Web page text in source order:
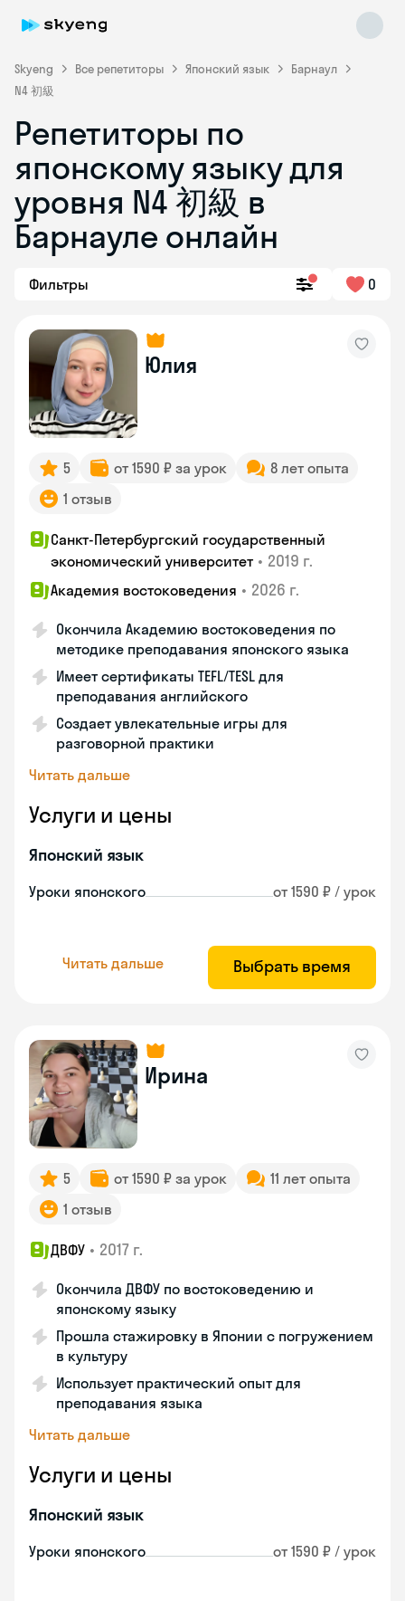
Skyeng Все репетиторы Японский язык
Барнаул
N4 初級
Репетиторы по
японскому языку для
уровня N4 初級 в
Барнауле онлайн
Фильтры 0
Юлия
5 от 1590 ₽ за урок
8 лет опыта
1 отзыв
Санкт-Петербургский государственный
экономический университет • 2019 г.
Академия востоковедения • 2026 г.
Окончила Академию востоковедения по
методике преподавания японского языка
Имеет сертификаты TEFL/TESL для
преподавания английского
Создает увлекательные игры для
разговорной практики
Читать дальше
Услуги и цены
Японский язык
Уроки японского от 1590 ₽ / урок
Читать дальше Выбрать время
Ирина
5 от 1590 ₽ за урок
11 лет опыта
1 отзыв
ДВФУ • 2017 г.
Окончила ДВФУ по востоковедению и
японскому языку
Прошла стажировку в Японии с погружением
в культуру
Использует практический опыт для
преподавания языка
Читать дальше
Услуги и цены
Японский язык
Уроки японского от 1590 ₽ / урок
Skyeng Chat